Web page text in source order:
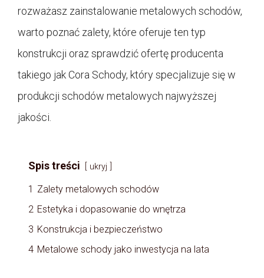
rozważasz zainstalowanie metalowych schodów,
warto poznać zalety, które oferuje ten typ
konstrukcji oraz sprawdzić ofertę producenta
takiego jak Cora Schody, który specjalizuje się w
produkcji schodów metalowych najwyższej
jakości.
Spis treści ukryj
1 Zalety metalowych schodów
2 Estetyka i dopasowanie do wnętrza
3 Konstrukcja i bezpieczeństwo
4 Metalowe schody jako inwestycja na lata